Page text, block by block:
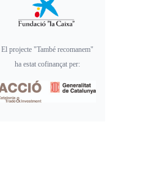
El projecte "També recomanem"
ha estat cofinançat per: